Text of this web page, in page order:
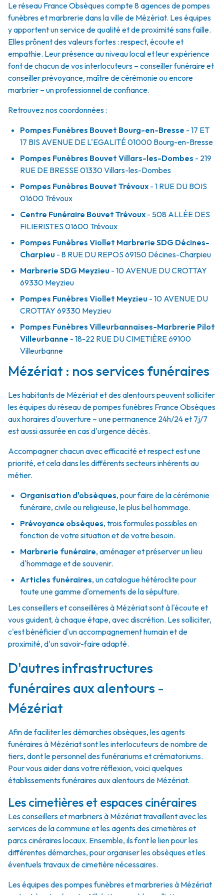
Le réseau France Obsèques compte 8 agences de pompes
funèbres et marbrerie dans la ville de Mézériat. Les équipes
y apportent un service de qualité et de proximité sans faille.
Elles prônent des valeurs fortes : respect, écoute et
empathie. Leur présence au niveau local et leur expérience
font de chacun de vos interlocuteurs – conseiller funéraire et
conseiller prévoyance, maître de cérémonie ou encore
marbrier – un professionnel de confiance.
Retrouvez nos coordonnées :
Pompes Funèbres Bouvet Bourg-en-Bresse - 17 ET
17 BIS AVENUE DE L'EGALITÉ01000 Bourg-en-Bresse
Pompes Funèbres Bouvet Villars-les-Dombes - 219
RUE DE BRESSE01330Villars-les-Dombes
Pompes Funèbres Bouvet Trévoux - 1 RUE DU BOIS
01600 Trévoux
Centre Funéraire Bouvet Trévoux - 508 ALLÉE DES
FILIERISTES 01600 Trévoux
Pompes Funèbres Viollet Marbrerie SDG Décines-
Charpieu - 8 RUE DU REPOS 69150 Décines-Charpieu
Marbrerie SDG Meyzieu - 10 AVENUE DU CROTTAY
69330 Meyzieu
Pompes Funèbres Viollet Meyzieu - 10 AVENUE DU
CROTTAY 69330 Meyzieu
Pompes Funèbres Villeurbannaises-Marbrerie Pilot
Villeurbanne - 18-22 RUE DU CIMETIÈRE69100
Villeurbanne
Mézériat : nos services funéraires
Les habitants de Mézériat et des alentours peuvent solliciter
les équipes du réseau de pompes funèbres France Obsèques
aux horaires d'ouverture – une permanence 24h/24 et 7j/7
est aussi assurée en cas d'urgence décès.
Accompagner chacun avec efficacité et respect est une
priorité, et cela dans les différents secteurs inhérents au
métier.
Organisation d'obsèques, pour faire de la cérémonie
funéraire, civile ou religieuse, le plus bel hommage.
Prévoyance obsèques, trois formules possibles en
fonction de votre situation et de votre besoin.
Marbrerie funéraire, aménager et préserver un lieu
d'hommage et de souvenir.
Articles funéraires, un catalogue hétéroclite pour
toute une gamme d'ornements de la sépulture.
Les conseillers et conseillères à Mézériat sont à l'écoute et
vous guident, à chaque étape, avec discrétion. Les solliciter,
c'est bénéficier d'un accompagnement humain et de
proximité, d'un savoir-faire adapté.
D'autres infrastructures
funéraires aux alentours -
Mézériat
Afin de faciliter les démarches obsèques, les agents
funéraires à Mézériat sont les interlocuteurs de nombre de
tiers, dont le personnel des funérariums et crématoriums.
Pour vous aider dans votre réflexion, voici quelques
établissements funéraires aux alentours de Mézériat.
Les cimetières et espaces cinéraires
Les conseillers et marbriers à Mézériat travaillent avec les
services de la commune et les agents des cimetières et
parcs cinéraires locaux. Ensemble, ils font le lien pour les
différentes démarches, pour organiser les obsèques et les
éventuels travaux de cimetière nécessaires.
Les équipes des pompes funèbres et marbreries à Mézériat